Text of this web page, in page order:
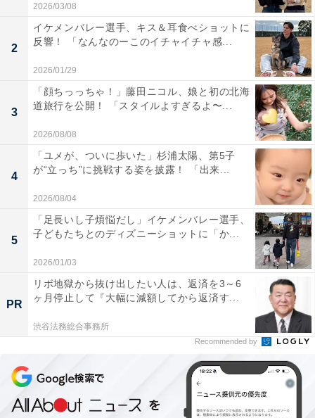
2026/03/08
2
イケメンバレー選手、キス＆耳食べショットに
反響！ 「なんなのーこのイチャイチャ感...
2026/01/29
3
「顔ちっっちゃ！」藤田ニコル、娘と初の北海
道旅行を公開！ 「スタイルよすぎるよ〜...
2026/08/08
4
「ユメが、ついに歩いた」杉浦太陽、第5子
が“立っち”に挑戦する姿を披露！ 「出来...
2026/08/04
5
「足長いし子煩悩だし」イケメンバレー選手、
子どもたちとのディズニーショットに「か...
2026/01/03
PR
リボ地獄から抜け出したい人は、返済を3～6
ヶ月停止して『大幅に減額してから返済す...
渋谷法務総合事務所
Recommended by